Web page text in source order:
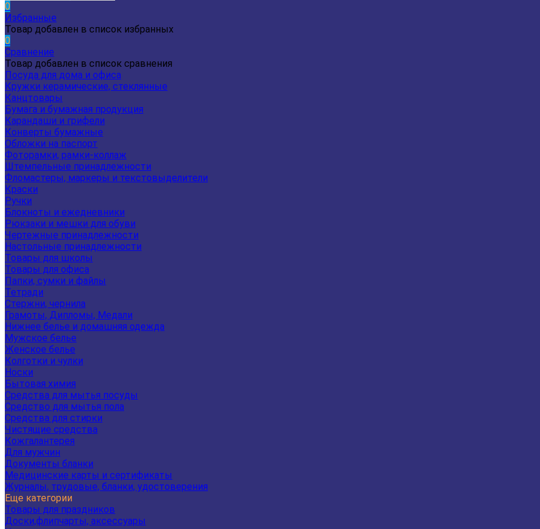
0
Избранные
Товар добавлен в список избранных
0
Сравнение
Товар добавлен в список сравнения
Посуда для дома и офиса
Кружки керамические, стеклянные
Канцтовары
Бумага и бумажная продукция
Карандаши и грифели
Конверты бумажные
Обложки на паспорт
Фоторамки, рамки-коллаж
Штемпельные принадлежности
Фломастеры, маркеры и текстовыделители
Краски
Ручки
Блокноты и ежедневники
Рюкзаки и мешки для обуви
Чертежные принадлежности
Настольные принадлежности
Товары для школы
Товары для офиса
Папки, сумки и файлы
Тетради
Стержни, чернила
Грамоты, Дипломы, Медали
Нижнее белье и домашняя одежда
Мужское белье
Женское белье
Колготки и чулки
Носки
Бытовая химия
Средства для мытья посуды
Средство для мытья пола
Средства для стирки
Чистящие средства
Кожгалантерея
Для мужчин
Документы бланки
Медицинские карты и сертификаты
Журналы, трудовые, бланки, удостоверения
Еще категории
Товары для праздников
Доски,флипчарты, аксессуары